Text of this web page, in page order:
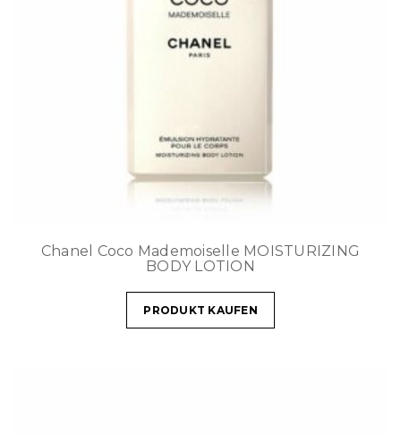
Chanel Coco Mademoiselle MOISTURIZING
BODY LOTION
PRODUKT KAUFEN